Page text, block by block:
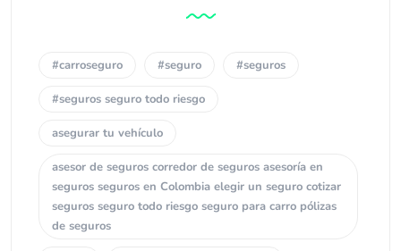
#carroseguro #seguro #seguros
#seguros seguro todo riesgo
asegurar tu vehículo
asesor de seguros corredor de seguros asesoría en
seguros seguros en Colombia elegir un seguro cotizar
seguros seguro todo riesgo seguro para carro pólizas
de seguros